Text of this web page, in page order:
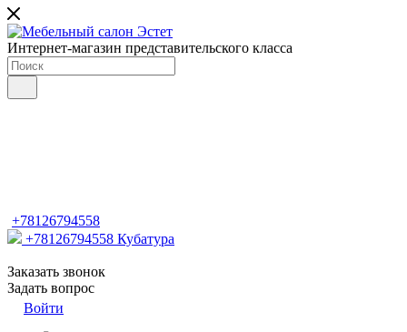
Интернет-магазин представительского класса
+78126794558
+78126794558 Кубатура
Заказать звонок
Задать вопрос
Войти